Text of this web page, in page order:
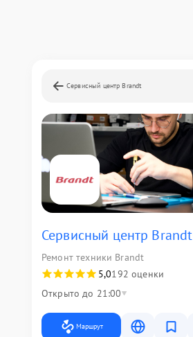
Сервисный центр Brandt
Сервисный центр Brandt
Ремонт техники Brandt
5,0192 оценки
Открыто до 21:00
Маршрут